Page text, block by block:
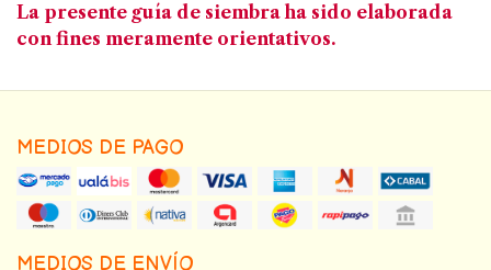
La presente guía de siembra ha sido elaborada
con fines meramente orientativos.
MEDIOS DE PAGO
MEDIOS DE ENVÍO